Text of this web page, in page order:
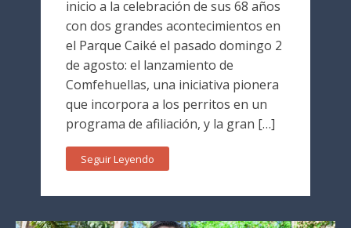
inicio a la celebración de sus 68 años
con dos grandes acontecimientos en
el Parque Caiké el pasado domingo 2
de agosto: el lanzamiento de
Comfehuellas, una iniciativa pionera
que incorpora a los perritos en un
programa de afiliación, y la gran […]
Seguir Leyendo